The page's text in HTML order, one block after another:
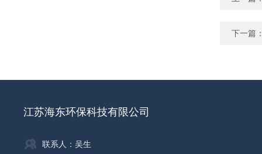
下一篇
江苏海东环保科技有限公司
联系人：吴生